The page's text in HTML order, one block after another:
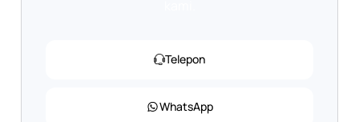
Telepon
WhatsApp